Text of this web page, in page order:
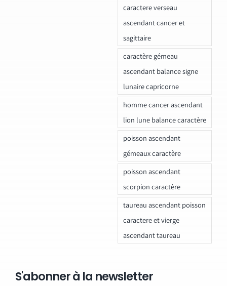
caractere verseau
ascendant cancer et
sagittaire
caractère gémeau
ascendant balance signe
lunaire capricorne
homme cancer ascendant
lion lune balance caractère
poisson ascendant
gémeaux caractère
poisson ascendant
scorpion caractère
taureau ascendant poisson
caractere et vierge
ascendant taureau
S'abonner à la newsletter